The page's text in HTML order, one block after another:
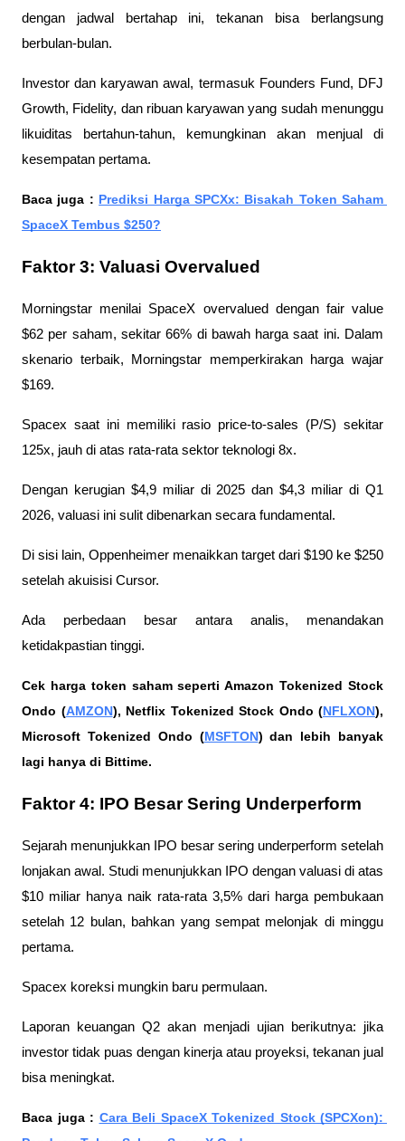
dengan jadwal bertahap ini, tekanan bisa berlangsung
berbulan-bulan.
Investor dan karyawan awal, termasuk Founders Fund, DFJ
Growth, Fidelity, dan ribuan karyawan yang sudah menunggu
likuiditas bertahun-tahun, kemungkinan akan menjual di
kesempatan pertama.
Baca juga : Prediksi Harga SPCXx: Bisakah Token Saham
SpaceX Tembus $250?
Faktor 3: Valuasi Overvalued
Morningstar menilai SpaceX overvalued dengan fair value
$62 per saham, sekitar 66% di bawah harga saat ini. Dalam
skenario terbaik, Morningstar memperkirakan harga wajar
$169.
Spacex saat ini memiliki rasio price-to-sales (P/S) sekitar
125x, jauh di atas rata-rata sektor teknologi 8x.
Dengan kerugian $4,9 miliar di 2025 dan $4,3 miliar di Q1
2026, valuasi ini sulit dibenarkan secara fundamental.
Di sisi lain, Oppenheimer menaikkan target dari $190 ke $250
setelah akuisisi Cursor.
Ada perbedaan besar antara analis, menandakan
ketidakpastian tinggi.
Cek harga token saham seperti Amazon Tokenized Stock
Ondo (AMZON), Netflix Tokenized Stock Ondo (NFLXON),
Microsoft Tokenized Ondo (MSFTON) dan lebih banyak
lagi hanya di Bittime.
Faktor 4: IPO Besar Sering Underperform
Sejarah menunjukkan IPO besar sering underperform setelah
lonjakan awal. Studi menunjukkan IPO dengan valuasi di atas
$10 miliar hanya naik rata-rata 3,5% dari harga pembukaan
setelah 12 bulan, bahkan yang sempat melonjak di minggu
pertama.
Spacex koreksi mungkin baru permulaan.
Laporan keuangan Q2 akan menjadi ujian berikutnya: jika
investor tidak puas dengan kinerja atau proyeksi, tekanan jual
bisa meningkat.
Baca juga : Cara Beli SpaceX Tokenized Stock (SPCXon):